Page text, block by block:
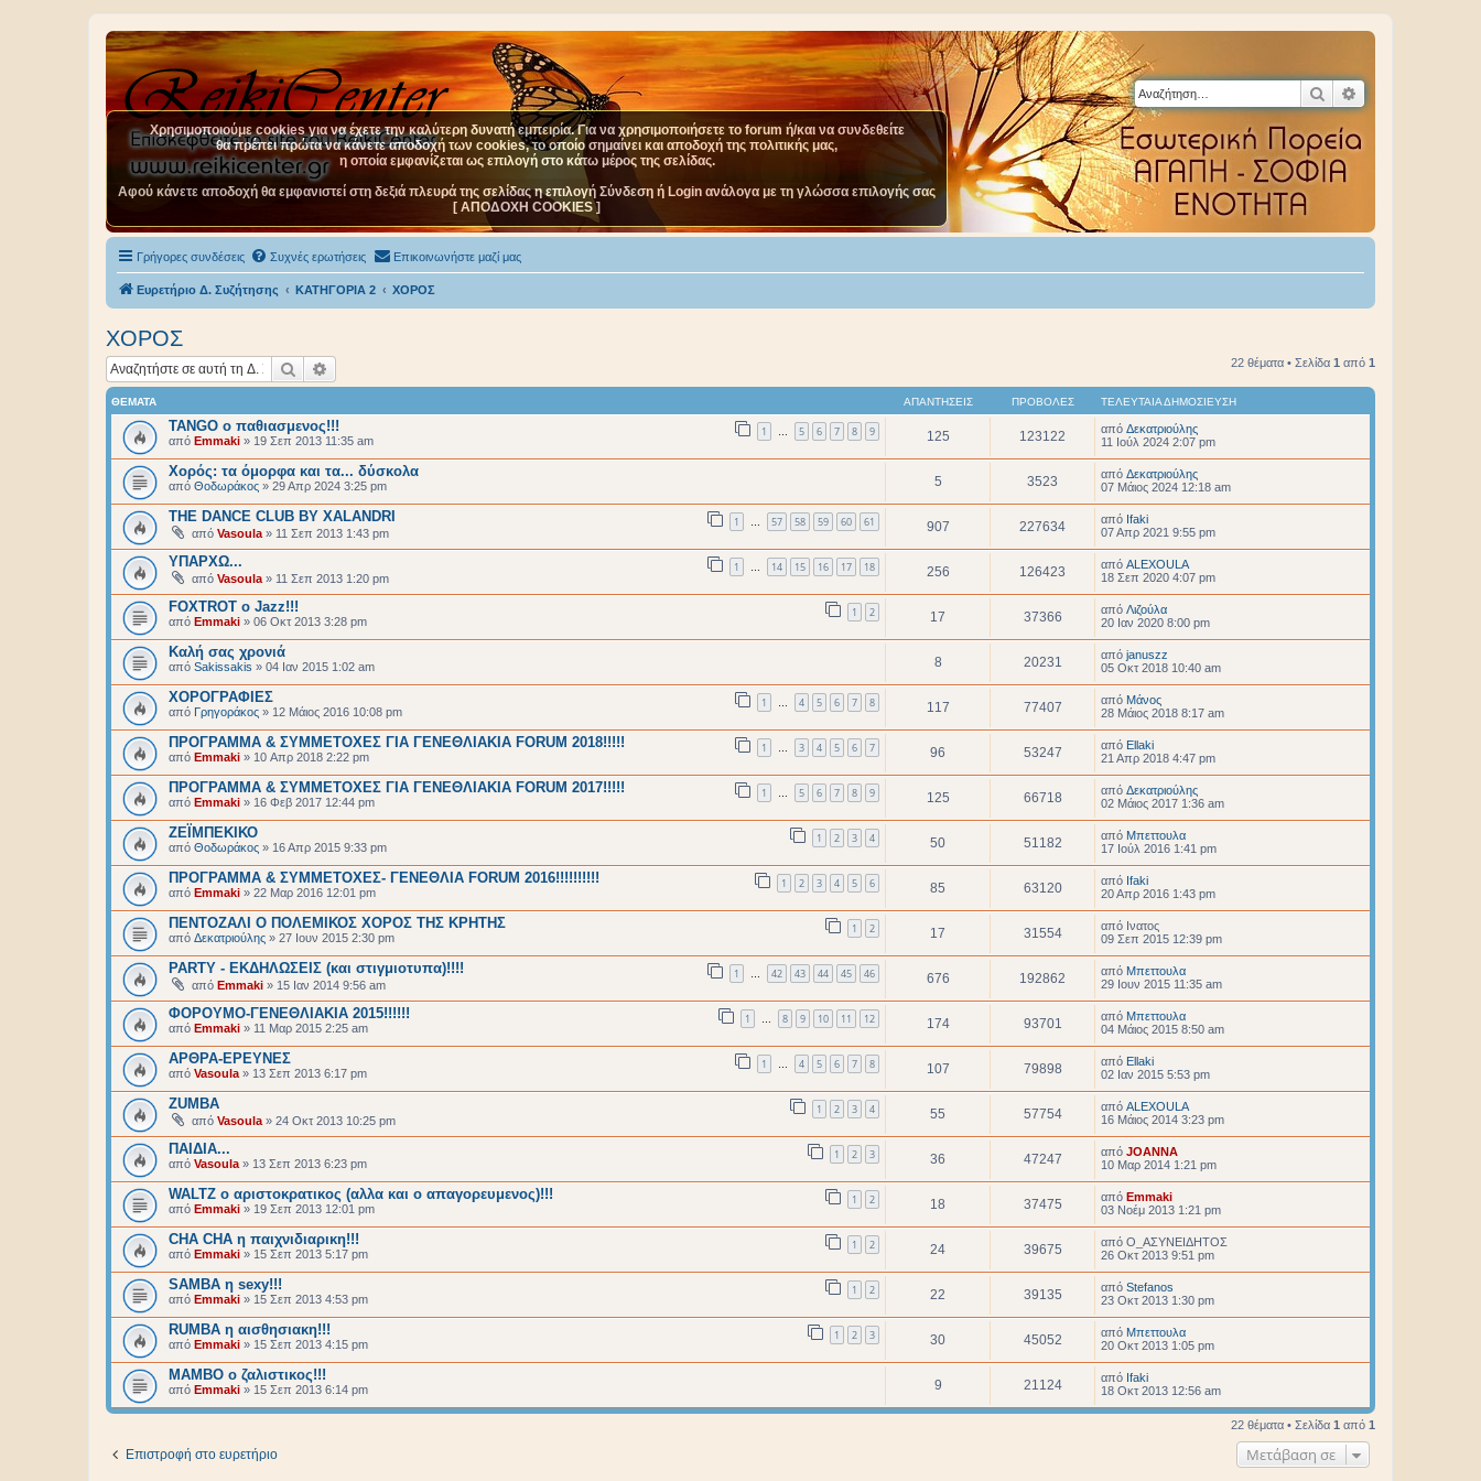
Αναζήτηση
Γρήγορες συνδέσεις Συχνές ερωτήσεις Επικοινωνήστε μαζί μας
Ευρετήριο Δ. Συζήτησης ΚΑΤΗΓΟΡΙΑ 2 ΧΟΡΟΣ
ΧΟΡΟΣ
Αναζήτηση 22 θέματα • Σελίδα 1 από 1
ΘΈΜΑΤΑ ΑΠΑΝΤΉΣΕΙΣ ΠΡΟΒΟΛΈΣ ΤΕΛΕΥΤΑΊΑ ΔΗΜΟΣΊΕΥΣΗ
TANGO ο παθιασμενος!!!
από Emmaki » 19 Σεπ 2013 11:35 am
1 … 5 6 7 8 9 125 123122 από Δεκατριούλης
11 Ιούλ 2024 2:07 pm
Χορός: τα όμορφα και τα... δύσκολα
από Θοδωράκος » 29 Απρ 2024 3:25 pm 5 3523 από Δεκατριούλης
07 Μάιος 2024 12:18 am
THE DANCE CLUB BY XALANDRI
από Vasoula » 11 Σεπ 2013 1:43 pm
1 … 57 58 59 60 61 907 227634 από Ifaki
07 Απρ 2021 9:55 pm
ΥΠΑΡΧΩ...
από Vasoula » 11 Σεπ 2013 1:20 pm
1 … 14 15 16 17 18 256 126423 από ALEXOULA
18 Σεπ 2020 4:07 pm
FOXTROT o Jazz!!!
από Emmaki » 06 Οκτ 2013 3:28 pm
1 2 17 37366 από Λιζούλα
20 Ιαν 2020 8:00 pm
Καλή σας χρονιά
από Sakissakis » 04 Ιαν 2015 1:02 am 8 20231 από januszz
05 Οκτ 2018 10:40 am
ΧΟΡΟΓΡΑΦΙΕΣ
από Γρηγοράκος » 12 Μάιος 2016 10:08 pm
1 … 4 5 6 7 8 117 77407 από Μάνος
28 Μάιος 2018 8:17 am
ΠΡΟΓΡΑΜΜΑ & ΣΥΜΜΕΤΟΧΕΣ ΓΙΑ ΓΕΝΕΘΛΙΑΚΙΑ FORUM 2018!!!!!
από Emmaki » 10 Απρ 2018 2:22 pm
1 … 3 4 5 6 7 96 53247 από Ellaki
21 Απρ 2018 4:47 pm
ΠΡΟΓΡΑΜΜΑ & ΣΥΜΜΕΤΟΧΕΣ ΓΙΑ ΓΕΝΕΘΛΙΑΚΙΑ FORUM 2017!!!!!
από Emmaki » 16 Φεβ 2017 12:44 pm
1 … 5 6 7 8 9 125 66718 από Δεκατριούλης
02 Μάιος 2017 1:36 am
ΖΕΪΜΠΕΚΙΚΟ
από Θοδωράκος » 16 Απρ 2015 9:33 pm
1 2 3 4 50 51182 από Μπεττουλα
17 Ιούλ 2016 1:41 pm
ΠΡΟΓΡΑΜΜΑ & ΣΥΜΜΕΤΟΧΕΣ- ΓΕΝΕΘΛΙΑ FORUM 2016!!!!!!!!!!
από Emmaki » 22 Μαρ 2016 12:01 pm
1 2 3 4 5 6 85 63120 από Ifaki
20 Απρ 2016 1:43 pm
ΠΕΝΤΟΖΑΛΙ Ο ΠΟΛΕΜΙΚΟΣ ΧΟΡΟΣ ΤΗΣ ΚΡΗΤΗΣ
από Δεκατριούλης » 27 Ιουν 2015 2:30 pm
1 2 17 31554 από Ινατος
09 Σεπ 2015 12:39 pm
PARTY - ΕΚΔΗΛΩΣΕΙΣ (και στιγμιοτυπα)!!!!
από Emmaki » 15 Ιαν 2014 9:56 am
1 … 42 43 44 45 46 676 192862 από Μπεττουλα
29 Ιουν 2015 11:35 am
ΦΟΡΟΥΜΟ-ΓΕΝΕΘΛΙΑΚΙΑ 2015!!!!!!
από Emmaki » 11 Μαρ 2015 2:25 am
1 … 8 9 10 11 12 174 93701 από Μπεττουλα
04 Μάιος 2015 8:50 am
ΑΡΘΡΑ-ΕΡΕΥΝΕΣ
από Vasoula » 13 Σεπ 2013 6:17 pm
1 … 4 5 6 7 8 107 79898 από Ellaki
02 Ιαν 2015 5:53 pm
ZUMBA
από Vasoula » 24 Οκτ 2013 10:25 pm
1 2 3 4 55 57754 από ALEXOULA
16 Μάιος 2014 3:23 pm
ΠΑΙΔΙΑ...
από Vasoula » 13 Σεπ 2013 6:23 pm
1 2 3 36 47247 από JOANNA
10 Μαρ 2014 1:21 pm
WALTZ ο αριστοκρατικος (αλλα και ο απαγορευμενος)!!!
από Emmaki » 19 Σεπ 2013 12:01 pm
1 2 18 37475 από Emmaki
03 Νοέμ 2013 1:21 pm
CHA CHA η παιχνιδιαρικη!!!
από Emmaki » 15 Σεπ 2013 5:17 pm
1 2 24 39675 από O_ΑΣΥΝΕΙΔΗΤΟΣ
26 Οκτ 2013 9:51 pm
SAMBA η sexy!!!
από Emmaki » 15 Σεπ 2013 4:53 pm
1 2 22 39135 από Stefanos
23 Οκτ 2013 1:30 pm
RUMBA η αισθησιακη!!!
από Emmaki » 15 Σεπ 2013 4:15 pm
1 2 3 30 45052 από Μπεττουλα
20 Οκτ 2013 1:05 pm
MAMBO ο ζαλιστικος!!!
από Emmaki » 15 Σεπ 2013 6:14 pm 9 21124 από Ifaki
18 Οκτ 2013 12:56 am
22 θέματα • Σελίδα 1 από 1
Επιστροφή στο ευρετήριο Μετάβαση σε
Χρησιμοποιούμε cookies για να έχετε την καλύτερη δυνατή εμπειρία. Για να χρησιμοποιήσετε το forum ή/και να συνδεθείτε
θα πρέπει πρώτα να κάνετε αποδοχή των cookies, το οποίο σημαίνει και αποδοχή της πολιτικής μας,
η οποία εμφανίζεται ως επιλογή στο κάτω μέρος της σελίδας.
Αφού κάνετε αποδοχή θα εμφανιστεί στη δεξιά πλευρά της σελίδας η επιλογή Σύνδεση ή Login ανάλογα με τη γλώσσα επιλογής σας
[ ΑΠΟΔΟΧΗ COOKIES ]